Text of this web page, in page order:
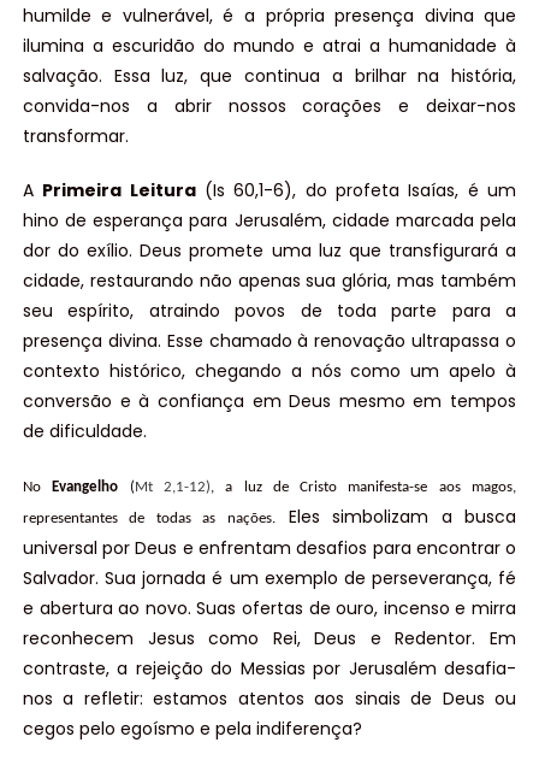
humilde e vulnerável, é a própria presença divina que
ilumina a escuridão do mundo e atrai a humanidade à
salvação. Essa luz, que continua a brilhar na história,
convida-nos a abrir nossos corações e deixar-nos
transformar.
A Primeira Leitura(Is 60,1-6), do profeta Isaías, é um
hino de esperança para Jerusalém, cidade marcada pela
dor do exílio. Deus promete uma luz que transfigurará a
cidade, restaurando não apenas sua glória, mas também
seu espírito, atraindo povos de toda parte para a
presença divina. Esse chamado à renovação ultrapassa o
contexto histórico, chegando a nós como um apelo à
conversão e à confiança em Deus mesmo em tempos
de dificuldade.
No Evangelho ( Mt 2,1-12), a luz de Cristo manifesta-se aos magos,
representantes de todas as nações.
Eles simbolizam a busca
universal por Deus e enfrentam desafios para encontrar o
Salvador. Sua jornada é um exemplo de perseverança, fé
e abertura ao novo. Suas ofertas de ouro, incenso e mirra
reconhecem Jesus como Rei, Deus e Redentor. Em
contraste, a rejeição do Messias por Jerusalém desafia-
nos a refletir: estamos atentos aos sinais de Deus ou
cegos pelo egoísmo e pela indiferença?